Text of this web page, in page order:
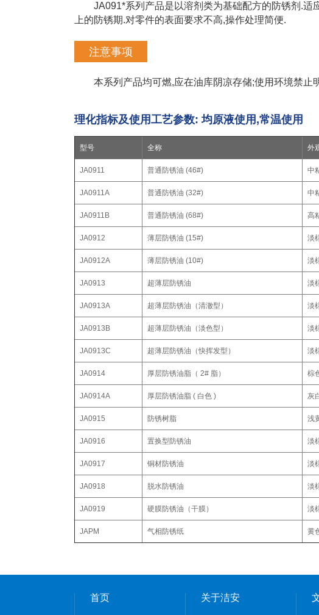
JA091*系列产品是以溶剂类为基础配方的防锈剂.适
上的防锈期.对零件的表面要求不高,操作处理简便.
注意事项
本系列产品均可燃,应在油库阴凉存储;使用环境禁止
理化指标及使用工艺参数: 均原液使用,常温使用
型号 全称 外
JA0911 普通防锈油 (46#) 中
JA0911A 普通防锈油 (32#) 中
JA0911B 普通防锈油 (68#) 高
JA0912 薄层防锈油 (15#) 淡
JA0912A 薄层防锈油 (10#) 淡
JA0913 超薄层防锈油 淡
JA0913A 超薄层防锈油（清澈型） 淡
JA0913B 超薄层防锈油（淡色型） 淡
JA0913C 超薄层防锈油（快挥发型） 淡
JA0914 厚层防锈油脂（ 2# 脂） 棕
JA0914A 厚层防锈油脂 ( 白色 ) 灰
JA0915 防锈树脂 浅
JA0916 置换型防锈油 淡
JA0917 铜材防锈油 淡
JA0918 脱水防锈油 淡
JA0919 硬膜防锈油（干膜） 淡
JAPM 气相防锈纸 黄
首页 关于洁安